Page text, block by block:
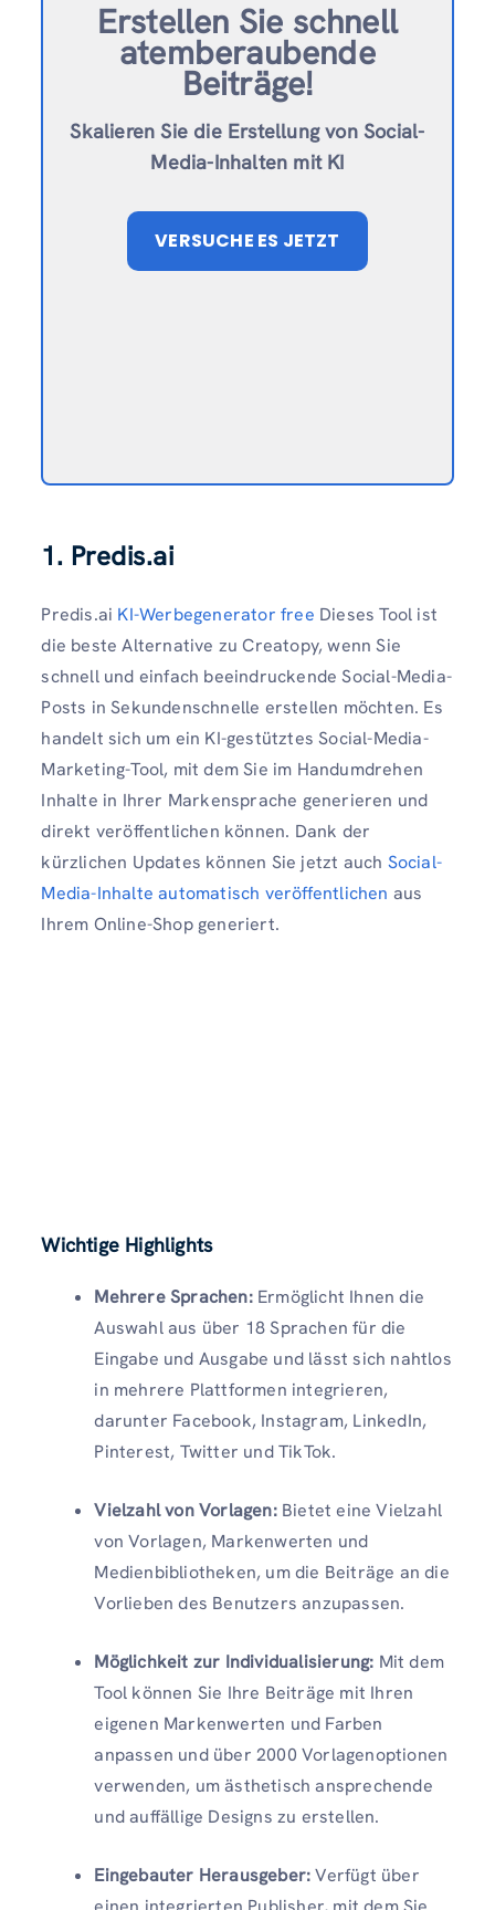
Erstellen Sie schnell
atemberaubende
Beiträge!
Skalieren Sie die Erstellung von Social-
Media-Inhalten mit KI
VERSUCHE ES JETZT
1. Predis.ai
Predis.ai KI-Werbegenerator free Dieses Tool ist
die beste Alternative zu Creatopy, wenn Sie
schnell und einfach beeindruckende Social-Media-
Posts in Sekundenschnelle erstellen möchten. Es
handelt sich um ein KI-gestütztes Social-Media-
Marketing-Tool, mit dem Sie im Handumdrehen
Inhalte in Ihrer Markensprache generieren und
direkt veröffentlichen können. Dank der
kürzlichen Updates können Sie jetzt auch Social-
Media-Inhalte automatisch veröffentlichen aus
Ihrem Online-Shop generiert.
Wichtige Highlights
Mehrere Sprachen: Ermöglicht Ihnen die
Auswahl aus über 18 Sprachen für die
Eingabe und Ausgabe und lässt sich nahtlos
in mehrere Plattformen integrieren,
darunter Facebook, Instagram, LinkedIn,
Pinterest, Twitter und TikTok.
Vielzahl von Vorlagen: Bietet eine Vielzahl
von Vorlagen, Markenwerten und
Medienbibliotheken, um die Beiträge an die
Vorlieben des Benutzers anzupassen.
Möglichkeit zur Individualisierung: Mit dem
Tool können Sie Ihre Beiträge mit Ihren
eigenen Markenwerten und Farben
anpassen und über 2000 Vorlagenoptionen
verwenden, um ästhetisch ansprechende
und auffällige Designs zu erstellen.
Eingebauter Herausgeber:Verfügt über